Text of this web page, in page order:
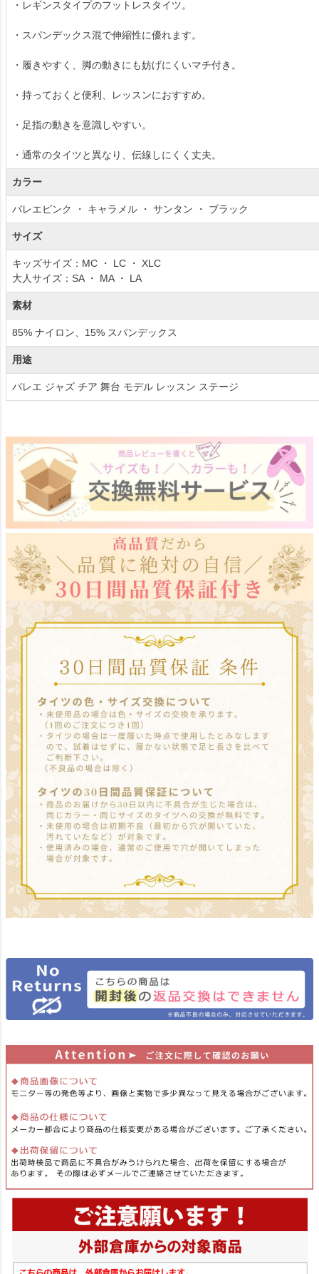
・レギンスタイプのフットレスタイツ。
・スパンデックス混で伸縮性に優れます。
・履きやすく、脚の動きにも妨げにくいマチ付き。
・持っておくと便利、レッスンにおすすめ。
・足指の動きを意識しやすい。
・通常のタイツと異なり、伝線しにくく丈夫。
カラー
バレエピンク ・ キャラメル ・ サンタン ・ ブラック
サイズ
キッズサイズ：MC ・ LC ・ XLC
大人サイズ：SA ・ MA ・ LA
素材
85% ナイロン、15% スパンデックス
用途
バレエ ジャズ チア 舞台 モデル レッスン ステージ